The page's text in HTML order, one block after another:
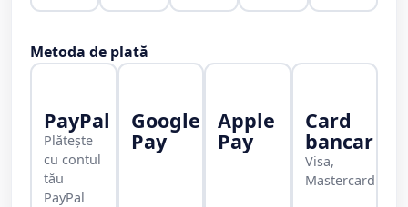
Metoda de plată
PayPal
Plătește
cu contul
tău
PayPal
Google
Pay
Apple
Pay
Card
bancar
Visa,
Mastercard